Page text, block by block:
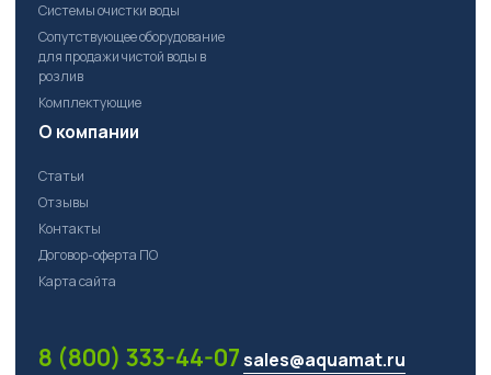
Системы очистки воды
Сопутствующее оборудование
для продажи чистой воды в
розлив
Комплектующие
О компании
Статьи
Отзывы
Контакты
Договор-оферта ПО
Карта сайта
8 (800) 333-44-07sales@aquamat.ru